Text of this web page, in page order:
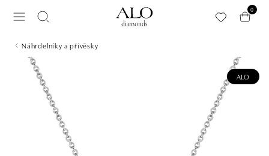
0
Náhrdelníky a přívěsky
ALO